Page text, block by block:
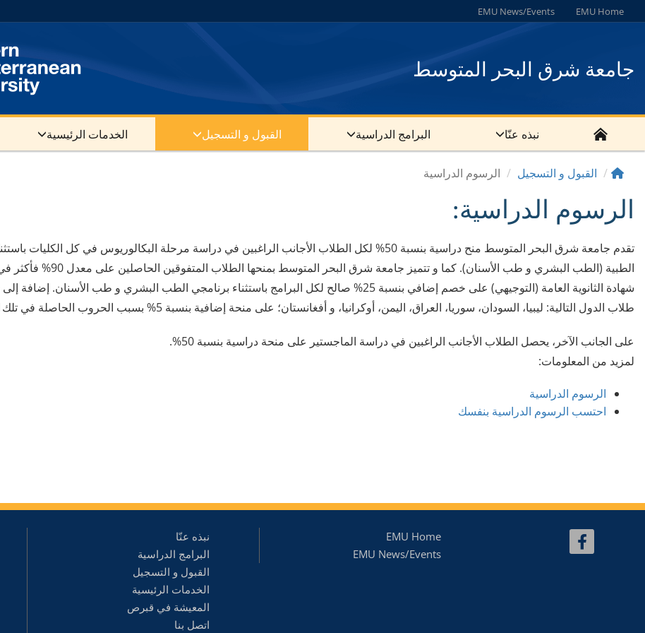
EMU Home
EMU News/Events
جامعة شرق البحر المتوسط
نبذه عنّا البرامج الدراسية القبول و التسجيل الخدمات الرئيسية
القبول و التسجيل الرسوم الدراسية
الرسوم الدراسية:
تقدم جامعة شرق البحر المتوسط منح دراسية بنسبة 50% لكل الطلاب الأجانب الراغبين في دراسة مرحلة البكالوريوس في كل الكليات
الطبية (الطب البشري و طب الأسنان). كما و تتميز جامعة شرق البحر المتوسط بمنحها الطلاب المتفوقين الحاصلين على معدل
شهادة الثانوية العامة (التوجيهي) على خصم إضافي بنسبة 25% صالح لكل البرامج باستثناء برنامجي الطب البشري و طب الأسنان. إضافة إلى
طلاب الدول التالية: ليبيا، السودان، سوريا، العراق، اليمن، أوكرانيا، و أفغانستان؛ على منحة إضافية بنسبة 5% بسبب الحروب الحاصلة في تلك البلدان.
على الجانب الآخر، يحصل الطلاب الأجانب الراغبين في دراسة الماجستير على منحة دراسية بنسبة 50%.
لمزيد من المعلومات:
الرسوم الدراسية
احتسب الرسوم الدراسية بنفسك
نبذه عنّا
البرامج الدراسية
القبول و التسجيل
الخدمات الرئيسية
المعيشة في قبرص
اتصل بنا
EMU Home
EMU News/Events